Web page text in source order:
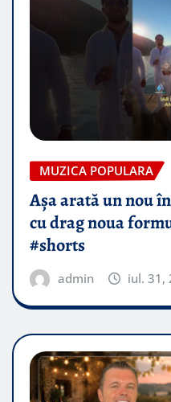
MUZICA POPULARA
Așa arată un nou
cu drag noua
#shorts
admin iul. 31,